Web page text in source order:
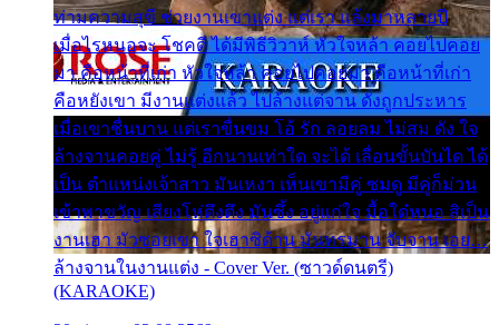
ท่ามความสุขี ช่วยงานเขาแต่ง แต่เรา แล้งมาหลายปี
เมื่อไรหนอจะ โชคดี ได้มีพิธีวิวาห์ หัวใจหล้า คอยไปคอย
มา คือหน้าที่เก่า หัวใจหล้า คอยไปคอยมา คือหน้าที่เก่า
คือหยังเขา มีงานแต่งแล้ว ไปล้างแต่จาน ดั่งถูกประหาร
เมื่อเขาชื่นบาน แต่เราขื่นขม โอ้ รัก ลอยลม ไม่สม ดัง ใจ
ล้างจานคอยคู่ ไม่รู้ อีกนานเท่าใด จะได้ เลื่อนขั้นบันได ได้
เป็น ตำแหน่งเจ้าสาว มันเหงา เห็นเขามีคู่ ซมดู มีคู่ก็ม่วน
เข้าพาขวัญ เสียงโห่ตึงตึง มันซึ้ง อยู่แก่ใจ มื้อใด๋หนอ สิเป็น
งานเฮา มัวซอยเขา ใจเฮาซิด้าน มันทรมาน จับจาน เอย…
ล้างจานในงานแต่ง - Cover Ver. (ซาวด์ดนตรี)
(KARAOKE)